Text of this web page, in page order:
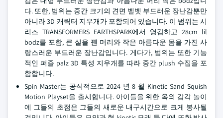
다. 또한, 범위는 중간 크기의 견면 벨벳 부드러운 장난감뿐만
아니라 3D 캐릭터 지우개가 포함되어 있습니다. 이 범위는 시
리즈 TRANSFORMERS EARTHSPARK에서 영감하고 28cm lil
bodz를 포함, 큰 실을 꿴 머리와 작은 아름다운 몸을 가진 사
랑스러운 부드러운 장난감입니다. 게다가, 범위는 또한 기능
적인 퍼즐 palz 3D 특성 지우개를 따라 중간 plush 수집을 포
함합니다.
Spin Master는 공식적으로 2024 년 8 월 Kinetic Sand Squish
Motion Playset을 출시합니다. 아이들을 위한 옥외 감각 놀이
에 그들의 초점은 그들의 새로운 내구시간으로 크게 봉사될